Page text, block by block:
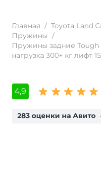
Главная / Toyota Land
Пружины /
Пружины задние Tough
нагрузка 300+ кг лифт
4,9
283 оценки на Авито